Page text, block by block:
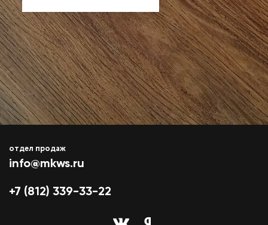
отдел продаж
info@mkws.ru
+7 (812) 339-33-22